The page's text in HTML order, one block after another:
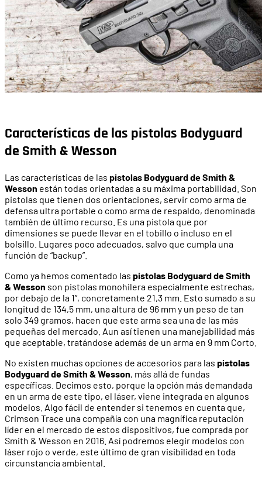
Características de las pistolas Bodyguard
de Smith & Wesson
Las características de las pistolas Bodyguard de Smith &
Wesson están todas orientadas a su máxima portabilidad. Son
pistolas que tienen dos orientaciones, servir como arma de
defensa ultra portable o como arma de respaldo, denominada
también de último recurso. Es una pistola que por
dimensiones se puede llevar en el tobillo o incluso en el
bolsillo. Lugares poco adecuados, salvo que cumpla una
función de “backup”.
Como ya hemos comentado las pistolas Bodyguard de Smith
& Wesson son pistolas monohilera especialmente estrechas,
por debajo de la 1”, concretamente 21,3 mm. Esto sumado a su
longitud de 134,5 mm, una altura de 96 mm y un peso de tan
solo 349 gramos, hacen que este arma sea una de las más
pequeñas del mercado. Aun así tienen una manejabilidad más
que aceptable, tratándose además de un arma en 9 mm Corto.
No existen muchas opciones de accesorios para las pistolas
Bodyguard de Smith & Wesson, más allá de fundas
específicas. Decimos esto, porque la opción más demandada
en un arma de este tipo, el láser, viene integrada en algunos
modelos. Algo fácil de entender si tenemos en cuenta que,
Crimson Trace una compañía con una magnífica reputación
líder en el mercado de estos dispositivos, fue comprada por
Smith & Wesson en 2016. Así podremos elegir modelos con
láser rojo o verde, este último de gran visibilidad en toda
circunstancia ambiental.